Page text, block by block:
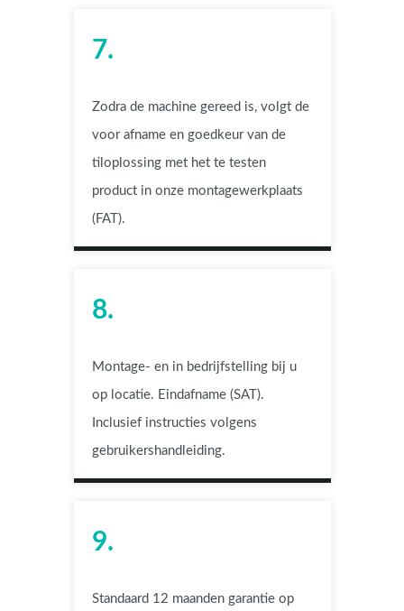
7.
Zodra de machine gereed is, volgt de
voor afname en goedkeur van de
tiloplossing met het te testen
product in onze montagewerkplaats
(FAT).
8.
Montage- en in bedrijfstelling bij u
op locatie. Eindafname (SAT).
Inclusief instructies volgens
gebruikershandleiding.
9.
Standaard 12 maanden garantie op